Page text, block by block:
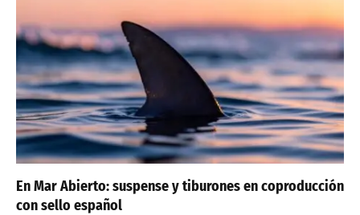
En Mar Abierto: suspense y tiburones en coproducción
con sello español